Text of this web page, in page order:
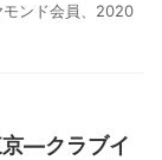
ンド会員、2020
―クラブイ